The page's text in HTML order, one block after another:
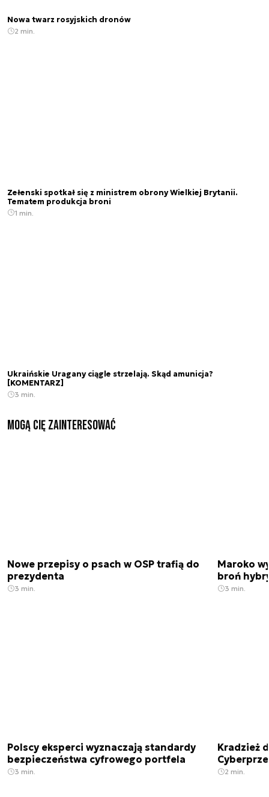
Nowa twarz rosyjskich dronów
2 min.
Zełenski spotkał się z ministrem obrony Wielkiej Brytanii.
Tematem produkcja broni
1 min.
Ukraińskie Uragany ciągle strzelają. Skąd amunicja?
[KOMENTARZ]
3 min.
Mogą Cię zainteresować
Nowe przepisy o psach w OSP trafią do
prezydenta
3 min.
Maroko
broń
3 min.
Polscy eksperci wyznaczają standardy
bezpieczeństwa cyfrowego portfela
3 min.
Kradzież
2 min.